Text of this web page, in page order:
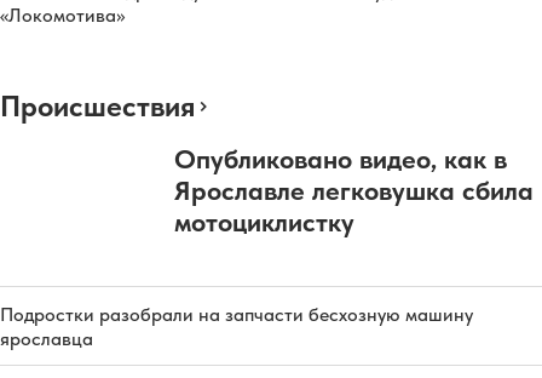
«Локомотива»
Происшествия
Опубликовано видео, как в
Ярославле легковушка сбила
мотоциклистку
Подростки разобрали на запчасти бесхозную машину
ярославца